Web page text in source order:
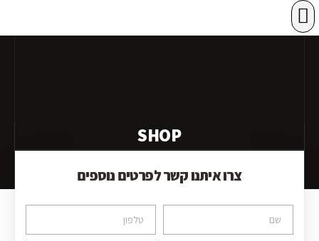
SHOP
צרו איתנו קשר לפרטים נוספים